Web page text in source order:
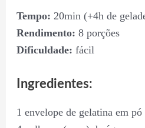
Tempo: 20min (+4h de
Rendimento: 8 porções
Dificuldade: fácil
Ingredientes:
1 envelope de gelatina em pó